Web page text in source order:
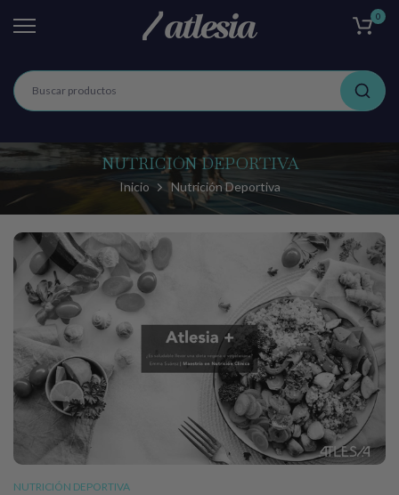
Ir
0
NUTRICIÓN DEPORTIVA
Inicio Nutrición Deportiva
NUTRICIÓN DEPORTIVA